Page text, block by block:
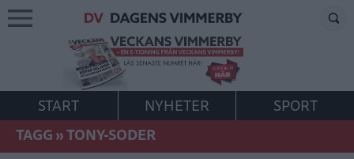
START NYHETER
SPORT
TAGG»TONY-SODER